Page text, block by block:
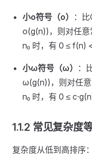
小o符号（o）
：
o(g(n))，则对任意
n₀ 时，有 0 ≤ f(n) <
小ω符号（ω）
：
ω(g(n))，则对任
n₀ 时，有 0 ≤
1.1.2 常见复杂度
复杂度从低到高排序：